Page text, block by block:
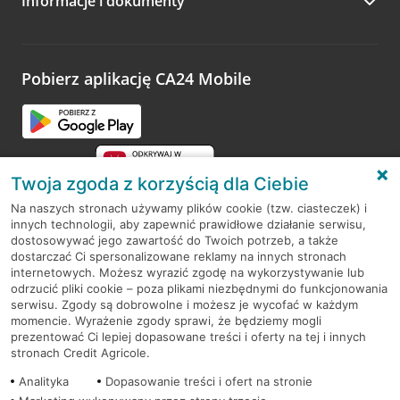
Zachęcamy do podzielenia się z nami opinią o wizycie.
opinie.
Pobierz aplikację CA24 Mobile
RODO
Regulamin serwisu
Mapa serwisu
PolitykaCookies
Twoja zgoda z korzyścią dla Ciebie
Na naszych stronach używamy plików cookie (tzw. ciasteczek) i
innych technologii, aby zapewnić prawidłowe działanie serwisu,
dostosowywać jego zawartość do Twoich potrzeb, a także
dostarczać Ci spersonalizowane reklamy na innych stronach
internetowych. Możesz wyrazić zgodę na wykorzystywanie lub
odrzucić pliki cookie – poza plikami niezbędnymi do funkcjonowania
serwisu. Zgody są dobrowolne i możesz je wycofać w każdym
momencie. Wyrażenie zgody sprawi, że będziemy mogli
prezentować Ci lepiej dopasowane treści i oferty na tej i innych
stronach Credit Agricole.
Analityka
Dopasowanie treści i ofert na stronie